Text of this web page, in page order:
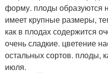
форму. плоды образуются
имеет крупные размеры,
как в плодах содержится
очень сладкие. цветение
остальных сортов. плоды,
июля.